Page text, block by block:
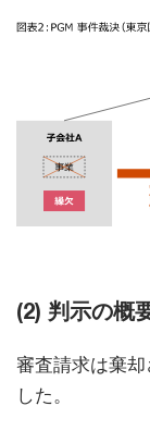
(2) 判示の概
審査請求は棄
した。